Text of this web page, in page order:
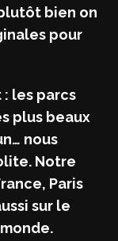
bien on
pour
les parcs
plus beaux
nous
Notre
Paris
sur le